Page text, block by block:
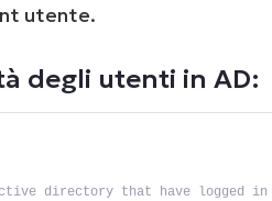
utente.
degli utenti in AD:
directory that have logged